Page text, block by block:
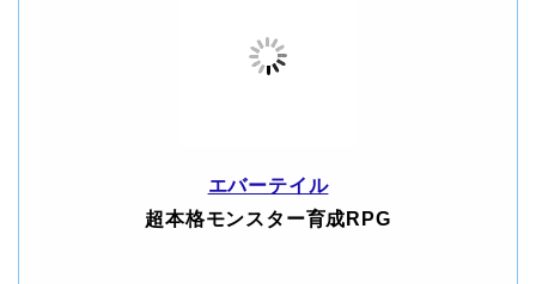
エバーテイル
超本格モンスター育成RPG